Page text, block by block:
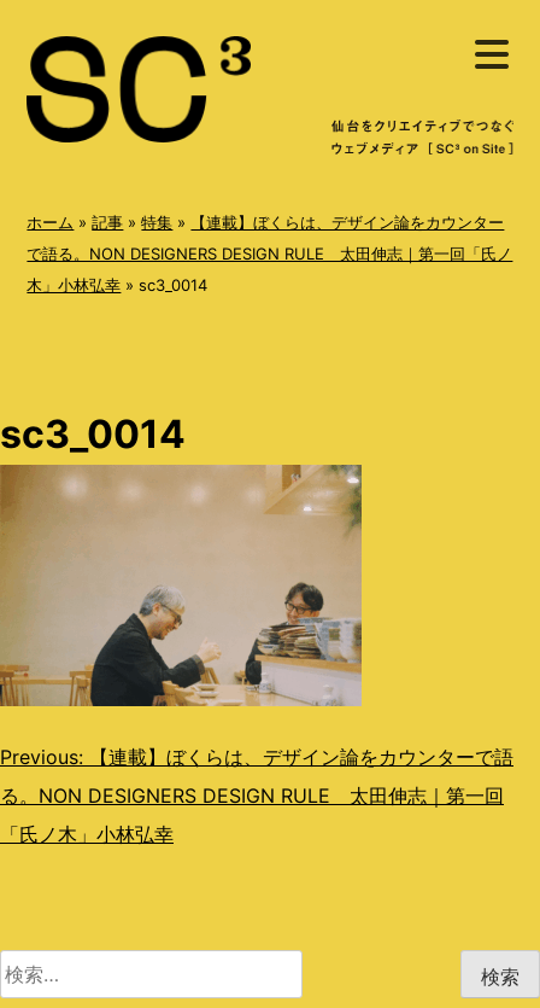
n
メ
ニ
を
開
く
ホーム »記事 »特集 »
【連載】ぼくらは、デザイン論をカウンター
で語る。NON DESIGNERS DESIGN RULE 太田伸志｜第一回「氏ノ
木」小林弘幸 »sc3_0014
sc3_0014
投
稿
ナ
ゲ
ー
Previous:
【連載】ぼくらは、デザイン論をカウンターで語
る。NON DESIGNERS DESIGN RULE 太田伸志｜第一回
「氏ノ木」小林弘幸
検